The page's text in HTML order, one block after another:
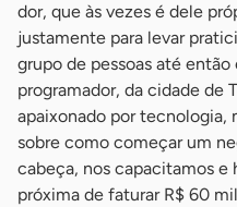
dor, que às vezes é dele
justamente para levar
grupo de pessoas até
programador, da cidade de
apaixonado por tecnologia,
sobre como começar um
cabeça, nos capacitamos e
próxima de faturar R$ 60